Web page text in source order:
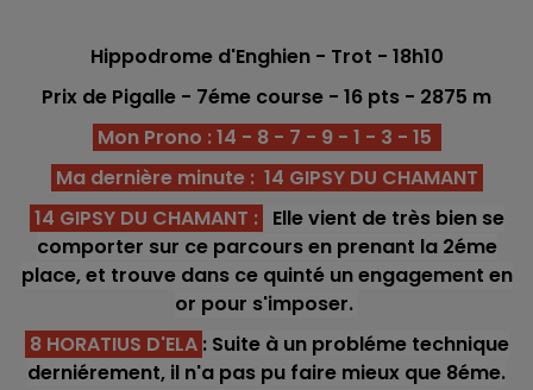
Hippodrome d'Enghien - Trot - 18h10
Prix de Pigalle - 7éme course - 16 pts - 2875 m
Mon Prono : 14 - 8 - 7 - 9 - 1 - 3 - 15
Ma dernière minute : 14 GIPSY DU CHAMANT
14 GIPSY DU CHAMANT : Elle vient de très bien se
comporter sur ce parcours en prenant la 2éme
place, et trouve dans ce quinté un engagement en
or pour s'imposer.
8 HORATIUS D'ELA : Suite à un probléme technique
derniérement, il n'a pas pu faire mieux que 8éme.